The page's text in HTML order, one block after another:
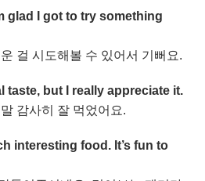
glad I got to try something
걸 시도해볼 수 있어서 기뻐요.
taste, but I really appreciate it.
감사히 잘 먹었어요.
interesting food. It’s fun to